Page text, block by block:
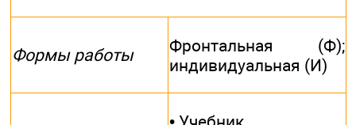
Формы работы
Фронтальная (Ф);
индивидуальная (И)